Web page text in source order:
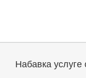
Набавка